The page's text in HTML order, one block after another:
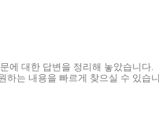
에 대한 답변을 정리해 놓았습니다.
하는 내용을 빠르게 찾으실 수 있습